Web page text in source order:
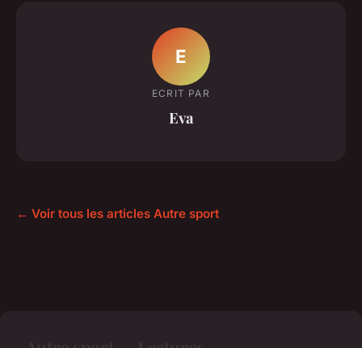
E
ECRIT PAR
Eva
← Voir tous les articles Autre sport